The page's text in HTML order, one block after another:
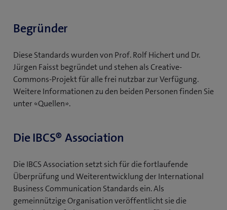
Begründer
Diese Standards wurden von Prof. Rolf Hichert und Dr.
Jürgen Faisst begründet und stehen als Creative-
Commons-Projekt für alle frei nutzbar zur Verfügung.
Weitere Informationen zu den beiden Personen finden Sie
unter «Quellen».
Die IBCS® Association
Die IBCS Association setzt sich für die fortlaufende
Überprüfung und Weiterentwicklung der International
Business Communication Standards ein. Als
gemeinnützige Organisation veröffentlicht sie die